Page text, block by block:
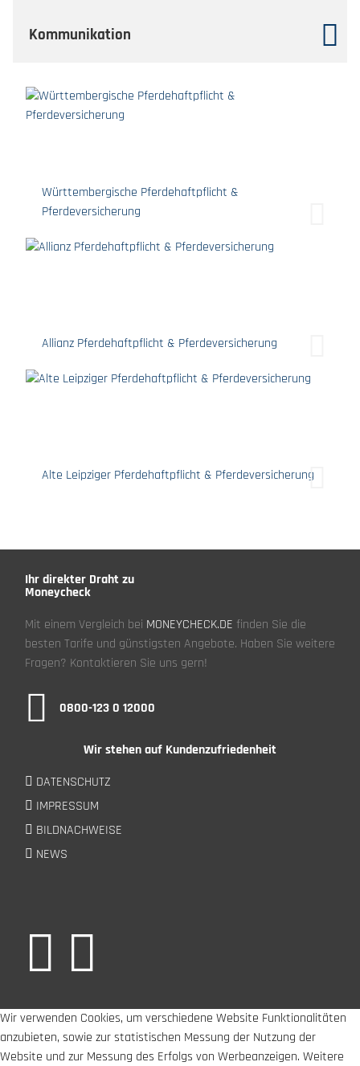
Kommunikation
Württembergische Pferdehaftpflicht &
Pferdeversicherung
Allianz Pferdehaftpflicht & Pferdeversicherung
Alte Leipziger Pferdehaftpflicht & Pferdeversicherung
Ihr direkter Draht zu
Moneycheck
Mit einem Vergleich bei MONEYCHECK.DE finden Sie die
besten Tarife und günstigsten Angebote. Haben Sie weitere
Fragen? Kontaktieren Sie uns gern!
0800-123 0 12000
Wir stehen auf Kundenzufriedenheit
DATENSCHUTZ
IMPRESSUM
BILDNACHWEISE
NEWS
Wir verwenden Cookies, um verschiedene Website Funktionalitäten
anzubieten, sowie zur statistischen Messung der Nutzung der
Website und zur Messung des Erfolgs von Werbeanzeigen. Weitere